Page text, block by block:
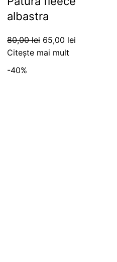
albastra
80,00lei 65,00 lei
Citește mai mult
-40%